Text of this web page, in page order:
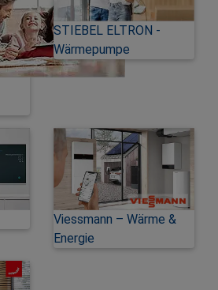
STIEBEL ELTRON -
Wärmepumpe
Viessmann – Wärme &
Energie